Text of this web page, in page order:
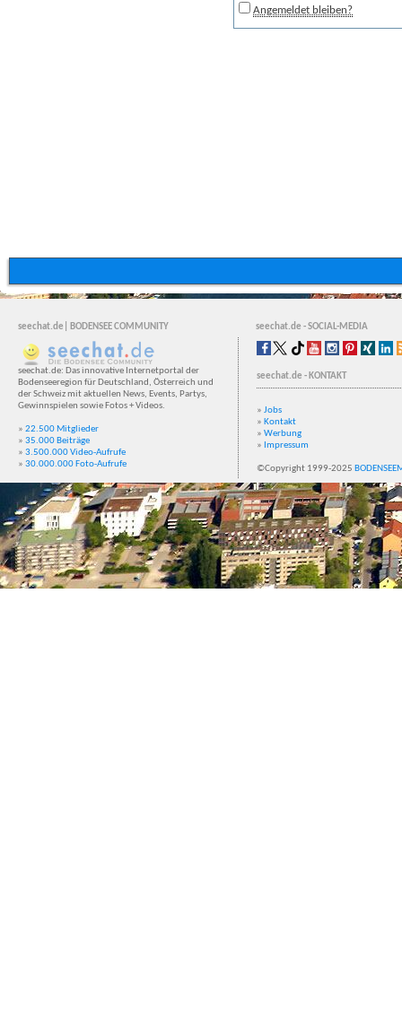
Angemeldet bleiben?
seechat.de| BODENSEE COMMUNITY seechat.de - SOCIAL-MEDIA
seechat.de: Das innovative Internetportal der
Bodenseeregion für Deutschland, Österreich und
der Schweiz mit aktuellen News, Events, Partys,
Gewinnspielen sowie Fotos + Videos.
» 22.500 Mitglieder
» 35.000 Beiträge
» 3.500.000 Video-Aufrufe
» 30.000.000 Foto-Aufrufe
seechat.de - KONTAKT
» Jobs
» Kontakt
» Werbung
» Impressum
©Copyright 1999-2025